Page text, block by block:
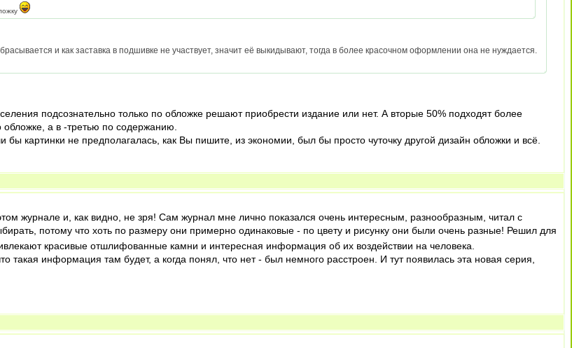
и как заставка в подшивке не участвует, значит её выкидывают, тогда в более красочном оформлении она не нуждается.
подсознательно только по обложке решают приобрести издание или нет. А вторые 50% подходят более
а в -третью по содержанию.
картинки не предполагалась, как Вы пишите, из экономии, был бы просто чуточку другой дизайн обложки и всё.
журнале и, как видно, не зря! Сам журнал мне лично показался очень интересным, разнообразным, читал с
потому что хоть по размеру они примерно одинаковые - по цвету и рисунку они были очень разные! Решил для
красивые отшлифованные камни и интересная информация об их воздействии на человека.
информация там будет, а когда понял, что нет - был немного расстроен. И тут появилась эта новая серия,